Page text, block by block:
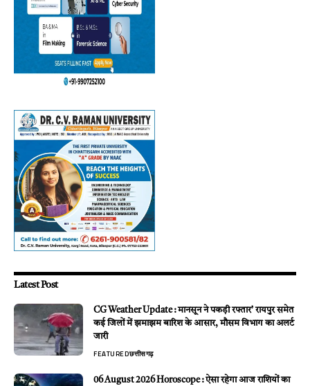
Latest Post
CG Weather Update : मानसून ने पकड़ी रफ्तार’ रायपुर समेत
कई जिलों में झमाझम बारिश के आसार, मौसम विभाग का अलर्ट
जारी
FEATUREDछत्तीसगढ़
06 August 2026 Horoscope : ऐसा रहेगा आज राशियों का